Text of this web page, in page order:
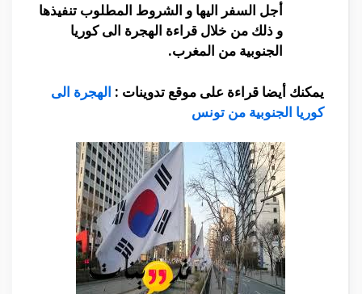
أجل السفر اليها و الشروط المطلوب تنفيذها
و ذلك من خلال قراءة الهجرة الى كوريا
الجنوبية من المغرب.
يمكنك أيضا قراءة على موقع تدوينات : الهجرة الى
كوريا الجنوبية من تونس